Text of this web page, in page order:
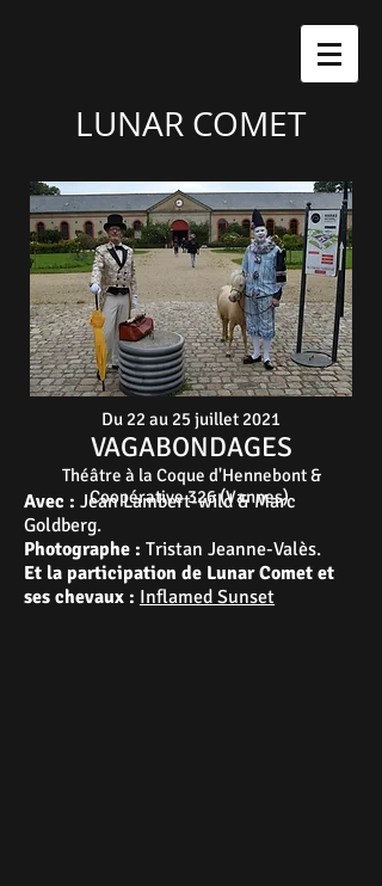
LUNAR COMET
Du 22 au 25 juillet 2021
VAGABONDAGES
Théâtre à la Coque d'Hennebont &
Coopérative 326 (Vannes)
Avec : Jean Lambert-wild & Marc
Goldberg.
Photographe : Tristan Jeanne-Valès.
Et la participation de Lunar Comet et
ses chevaux : Inflamed Sunset